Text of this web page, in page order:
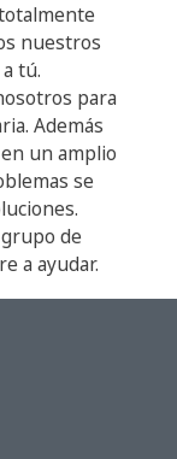
nuestros
tú.
para
Además
un amplio
se
de
a ayudar.